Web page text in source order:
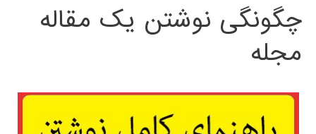
چگونگی نوشتن یک مقاله
مجله